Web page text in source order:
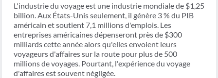
L'industrie du voyage est une industrie mondiale de $1,25
billion. Aux États-Unis seulement, il génère 3 % du PIB
américain et soutient 7,1 millions d'emplois. Les
entreprises américaines dépenseront près de $300
milliards cette année alors qu'elles envoient leurs
voyageurs d'affaires sur la route pour plus de 500
millions de voyages. Pourtant, l'expérience du voyage
d'affaires est souvent négligée.